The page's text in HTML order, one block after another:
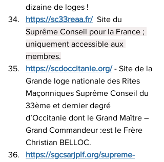
dizaine de loges !
https://sc33reaa.fr/ Site du
Suprême Conseil pour la France ;
uniquement accessible aux
membres.
https://scdoccitanie.org/ - Site de la
Grande loge nationale des Rites
Maçonniques Suprême Conseil du
33ème et dernier degré
d’Occitanie dont le Grand Maître –
Grand Commandeur :est le Frère
Christian BELLOC.
https://sgcsarjplf.org/supreme-